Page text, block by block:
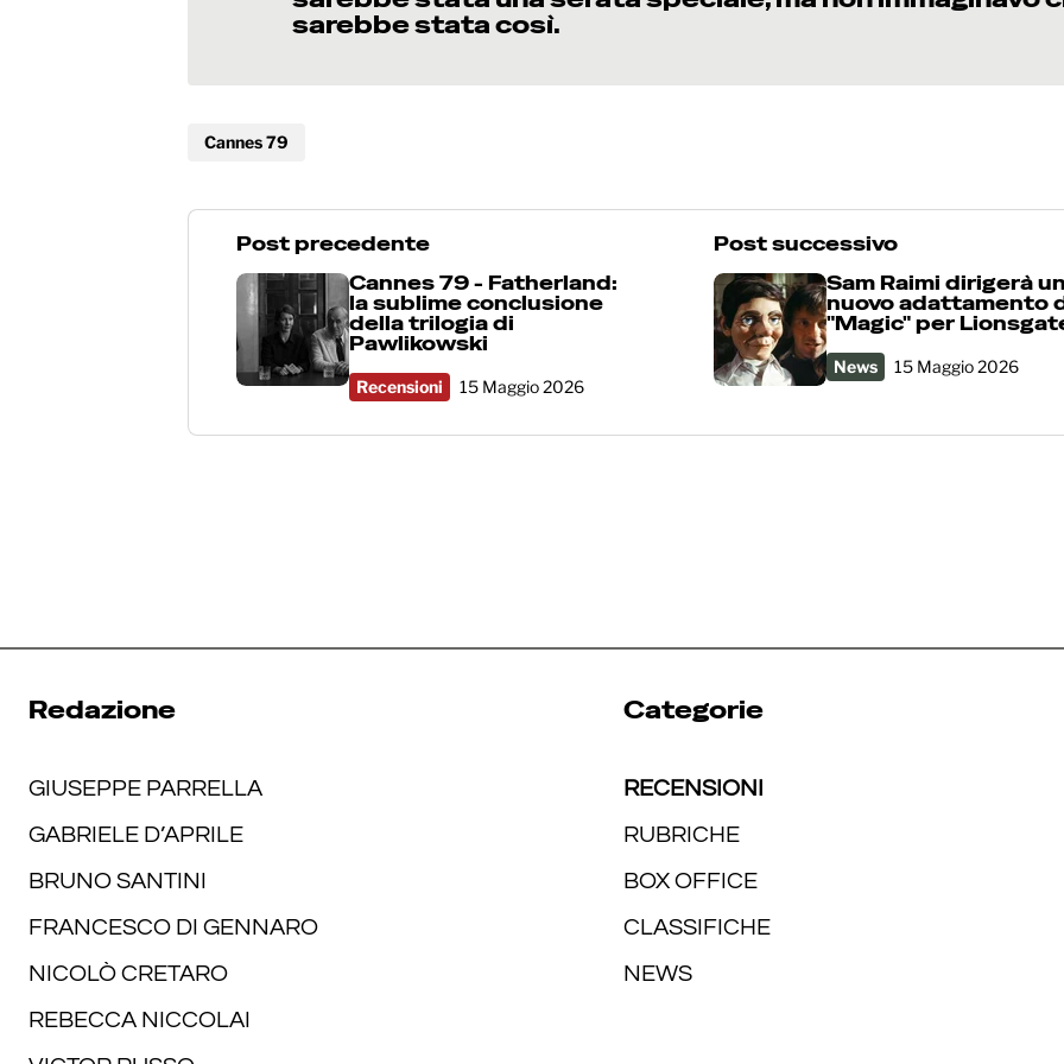
sarebbe stata così.
Cannes 79
Post precedente
Cannes 79 - Fatherland:
la sublime conclusione
della trilogia di
Pawlikowski
Recensioni 15 Maggio 2026
Post successivo
Sam Raimi dirigerà un
nuovo adattamento
"Magic" per
News 15 Maggio 2026
Redazione
GIUSEPPE PARRELLA
GABRIELE D’APRILE
BRUNO SANTINI
FRANCESCO DI GENNARO
NICOLÒ CRETARO
REBECCA NICCOLAI
Categorie
RECENSIONI
RUBRICHE
BOX OFFICE
CLASSIFICHE
NEWS